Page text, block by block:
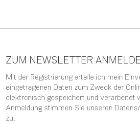
ZUM NEWSLETTER
Mit der Registrierung erteile ich mein
eingetragenen Daten zum Zweck der
elektronisch gespeichert und verarbeitet
Anmeldung stimmen Sie unseren
zu.